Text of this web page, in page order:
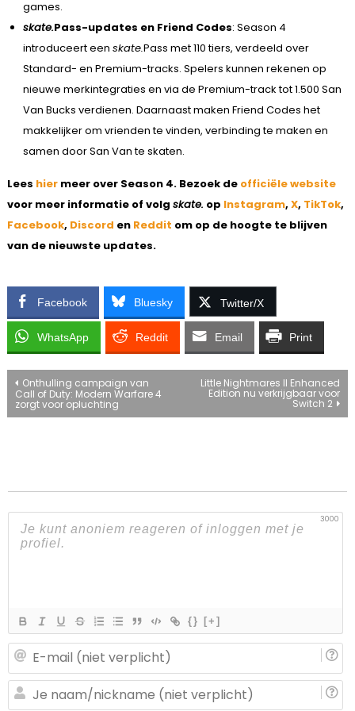
games.
skate.Pass-updates en Friend Codes: Season 4
introduceert een skate.Pass met 110 tiers, verdeeld over
Standard- en Premium-tracks. Spelers kunnen rekenen op
nieuwe merkintegraties en via de Premium-track tot 1.500 San
Van Bucks verdienen. Daarnaast maken Friend Codes het
makkelijker om vrienden te vinden, verbinding te maken en
samen door San Van te skaten.
Lees hiermeer over Season 4. Bezoek de officiële website
voor meer informatie of volg skate. op Instagram, X, TikTok,
Facebook, Discord en Reddit om op de hoogte te blijven
van de nieuwste updates.
Facebook Bluesky Twitter/X
WhatsApp Reddit Email Print
Bericht
navigatie
Onthulling campaign van
Call of Duty: Modern Warfare 4
zorgt voor opluchting
Little Nightmares II Enhanced
Edition nu verkrijgbaar voor
Switch 2
3000
{} [+]